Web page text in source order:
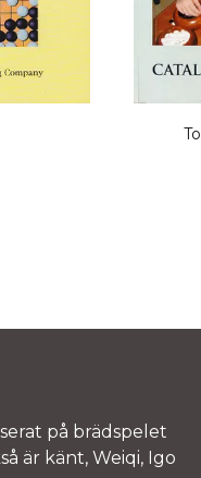
på brädspelet
är känt, Weiqi, Igo